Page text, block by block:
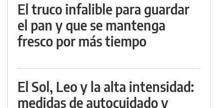
El truco infalible para guardar
el pan y que se mantenga
fresco por más tiempo
El Sol, Leo y la alta intensidad:
medidas de autocuidado y